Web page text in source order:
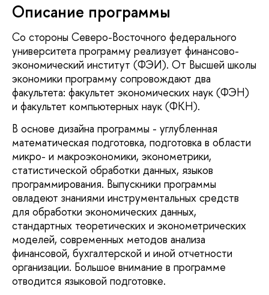
Описание программы
Со стороны Северо-Восточного федерального
университета программу реализует финансово-
экономический институт (ФЭИ). От Высшей школы
экономики программу сопровождают два
факультета: факультет экономических наук (ФЭН)
и факультет компьютерных наук (ФКН).
В основе дизайна программы - углубленная
математическая подготовка, подготовка в области
микро- и макроэкономики, эконометрики,
статистической обработки данных, языков
программирования. Выпускники программы
овладеют знаниями инструментальных средств
для обработки экономических данных,
стандартных теоретических и эконометрических
моделей, современных методов анализа
финансовой, бухгалтерской и иной отчетности
организации. Большое внимание в программе
отводится языковой подготовке.